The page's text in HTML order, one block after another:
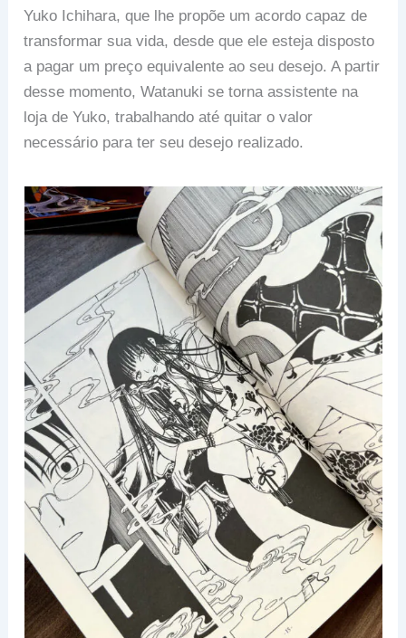
Yuko Ichihara, que lhe propõe um acordo capaz de
transformar sua vida, desde que ele esteja disposto
a pagar um preço equivalente ao seu desejo. A partir
desse momento, Watanuki se torna assistente na
loja de Yuko, trabalhando até quitar o valor
necessário para ter seu desejo realizado.